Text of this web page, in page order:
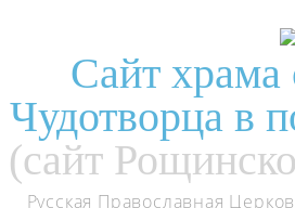
Сайт храма
Чудотворца в
(сайт
Русская Православная